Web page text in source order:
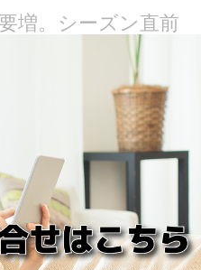
増。シーズン直前
タイミングで